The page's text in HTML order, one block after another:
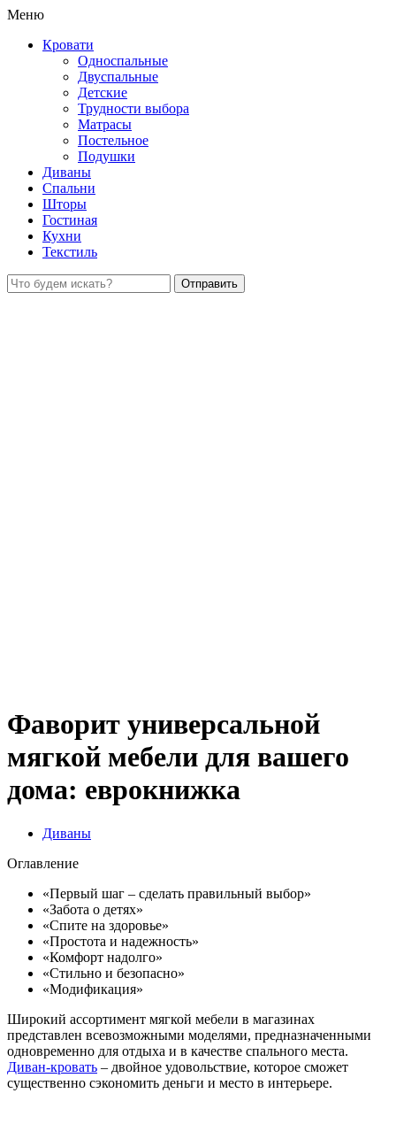
Меню
Кровати
Односпальные
Двуспальные
Детские
Трудности выбора
Матрасы
Постельное
Подушки
Диваны
Спальни
Шторы
Гостиная
Кухни
Текстиль
Фаворит универсальной
мягкой мебели для вашего
дома: еврокнижка
Диваны
Оглавление
«Первый шаг – сделать правильный выбор»
«Забота о детях»
«Спите на здоровье»
«Простота и надежность»
«Комфорт надолго»
«Стильно и безопасно»
«Модификация»
Широкий ассортимент мягкой мебели в магазинах
представлен всевозможными моделями, предназначенными
одновременно для отдыха и в качестве спального места.
Диван-кровать – двойное удовольствие, которое сможет
существенно сэкономить деньги и место в интерьере.